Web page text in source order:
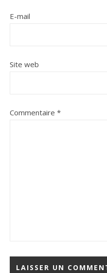
E-mail
Site web
Commentaire *